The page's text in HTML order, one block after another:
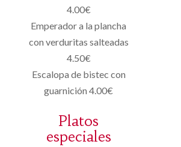
4.00€
Emperador a la plancha
con verduritas salteadas
4.50€
Escalopa de bistec con
guarnición 4.00€
Platos
especiales